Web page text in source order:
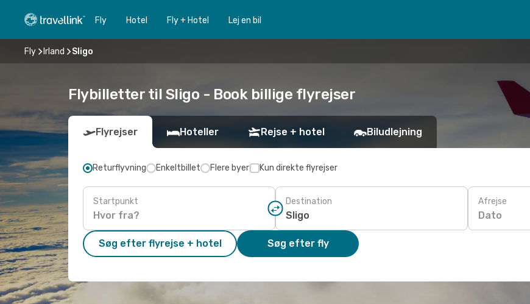
Fly Hotel Fly + Hotel Lej en bil
Fly Irland Sligo
Flybilletter til Sligo - Book billige flyrejser
Flyrejser Hoteller Rejse + hotel Biludlejning
Returflyvning Enkeltbillet Flere byer Kun direkte flyrejser
Startpunkt Destination Afrejse
Dato
Søg efter flyrejse + hotel Søg efter fly